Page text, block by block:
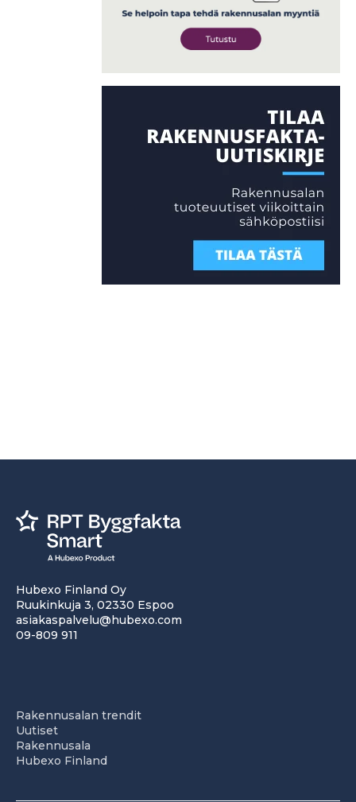
Hubexo Finland Oy
Ruukinkuja 3, 02330 Espoo
asiakaspalvelu@hubexo.com
09-809 911
Rakennusalan trendit
Uutiset
Rakennusala
Hubexo Finland